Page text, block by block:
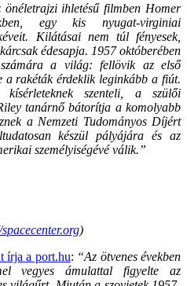
önéletrajzi ihletésű filmben Homer
egy kis nyugat-virginiai
Kilátásai nem túl fényesek,
édesapja. 1957 októberében
a világ: fellövik az első
a rakéták érdeklik leginkább a fiút.
szenteli, a szülői
tanárnő bátorítja a komolyabb
a Nemzeti Tudományos Díjért
készül pályájára és az
személyiségévé válik.”
)
írja a port.hu: “Az ötvenes években
vegyes ámulattal figyelte az